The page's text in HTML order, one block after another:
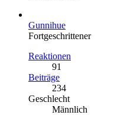
Gunnihue
Fortgeschrittener
Reaktionen
91
Beiträge
234
Geschlecht
Männlich